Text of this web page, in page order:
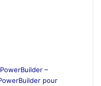
–
pour